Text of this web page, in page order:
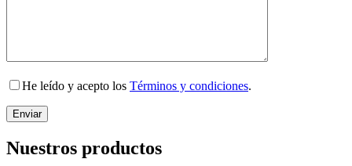
He leído y acepto los Términos y condiciones.
Nuestros productos